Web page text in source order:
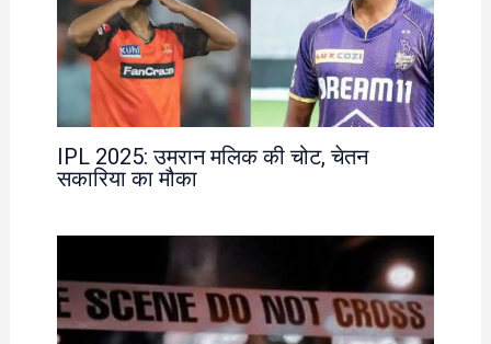
IPL 2025: उमरान मलिक की चोट, चेतन
सकारिया का मौका